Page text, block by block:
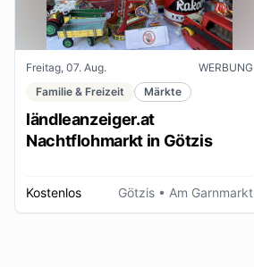
Freitag, 07. Aug.
WERBUNG
Familie & Freizeit
Märkte
ländleanzeiger.at
Nachtflohmarkt in Götzis
Kostenlos Götzis • Am Garnmarkt